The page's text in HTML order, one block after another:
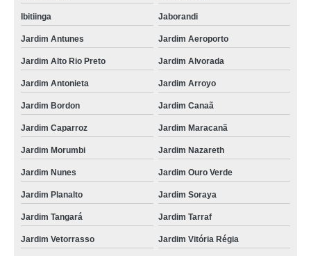
Ibitiinga Jaborandi
Jardim Antunes Jardim Aeroporto
Jardim Alto Rio Preto Jardim Alvorada
Jardim Antonieta Jardim Arroyo
Jardim Bordon Jardim Canaã
Jardim Caparroz Jardim Maracanã
Jardim Morumbi Jardim Nazareth
Jardim Nunes Jardim Ouro Verde
Jardim Planalto Jardim Soraya
Jardim Tangará Jardim Tarraf
Jardim Vetorrasso Jardim Vitória Régia